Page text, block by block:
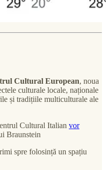
Cultural European, noua
culturale locale, naționale
și tradițiile multiculturale ale
Cultural Italian vor
Braunstein
spre folosință un spațiu